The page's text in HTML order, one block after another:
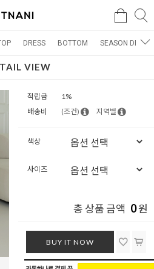
검색
DRESS BOTTOM SEASON DRESS
VIEW
적립금
1%
배송비
(조건) 지역별
색상
사이즈
총 상품 금액 0원
BUY IT NOW